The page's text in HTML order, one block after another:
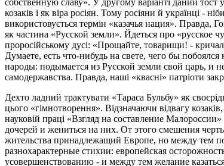
козаків і як віра росіян. Тому росіяни й українці -
використовується термін «казачья нация». Правда,
як частина «Русской земли». Йдеться про «русское
проросійському дусі: «Прощайте, товарищи! -
Думаете, есть что-нибудь на свете, чего бы
народы: подымается из Русской земли свой царь, и
самодержавства. Правда, наші «квасні» патріоти
Дехто ладний трактувати «Тараса Бульбу» як
цього «гімнотворення». Відзначаючи відвагу
науковій праці «Взгляд на составление
дочерей и жениться на них. От этого смешения
жительства принадлежащий Европе, но между тем
разнохарактерные стихии: европейская
усовершенствованию - и между тем желание